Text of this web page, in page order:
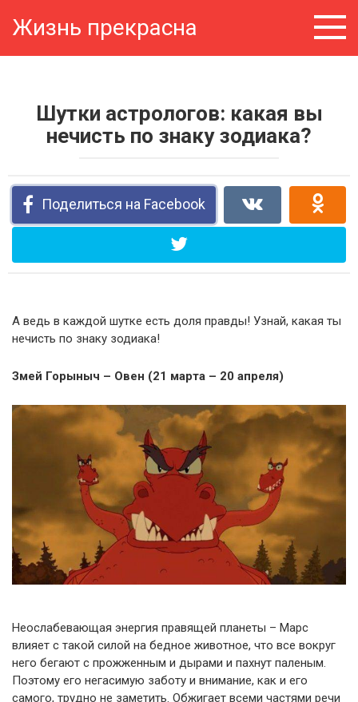
Жизнь прекрасна
Шутки астрологов: какая вы
нечисть по знаку зодиака?
Поделиться на Facebook
А ведь в каждой шутке есть доля правды! Узнай, какая ты
нечисть по знаку зодиака!
Змей Горыныч – Овен (21 марта – 20 апреля)
Неослабевающая энергия правящей планеты – Марс
влияет с такой силой на бедное животное, что все вокруг
него бегают с прожженным и дырами и пахнут паленым.
Поэтому его негасимую заботу и внимание, как и его
самого, трудно не заметить. Обжигает всеми частями речи